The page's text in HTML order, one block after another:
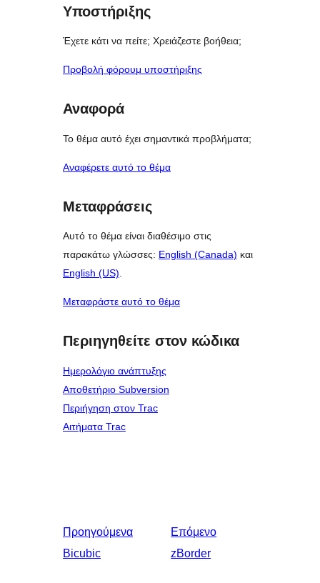
Υποστήριξης
Έχετε κάτι να πείτε; Χρειάζεστε βοήθεια;
Προβολή φόρουμ υποστήριξης
Αναφορά
Το θέμα αυτό έχει σημαντικά προβλήματα;
Αναφέρετε αυτό το θέμα
Μεταφράσεις
Αυτό το θέμα είναι διαθέσιμο στις
παρακάτω γλώσσες: English (Canada) και
English (US).
Μεταφράστε αυτό το θέμα
Περιηγηθείτε στον κώδικα
Ημερολόγιο ανάπτυξης
Αποθετήριο Subversion
Περιήγηση στον Trac
Αιτήματα Trac
Προηγούμενα
Bicubic
Επόμενο
zBorder